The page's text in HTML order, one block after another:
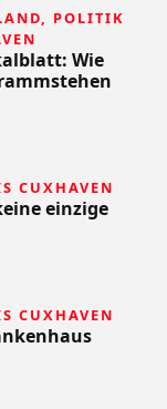
, POLITIK
Wie
CUXHAVEN
einzige
CUXHAVEN